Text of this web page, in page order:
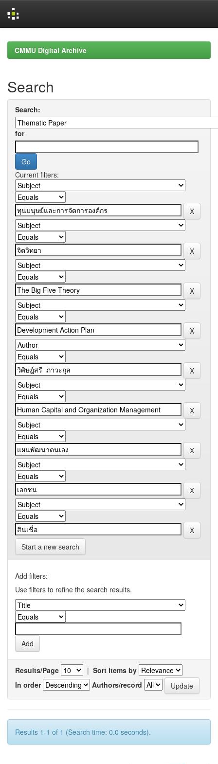
navigationCMMU Digital Archive
Search
Search:
for
Current filters:
Start a new search
Add filters:
Use filters to refine the search results.
Results/Page | Sort items by
In order
Authors/record
Results 1-1 of 1 (Search time: 0.0 seconds).